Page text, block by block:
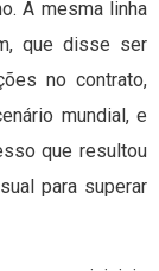
A mesma linha
que disse ser
no contrato,
mundial, e
que resultou
para superar